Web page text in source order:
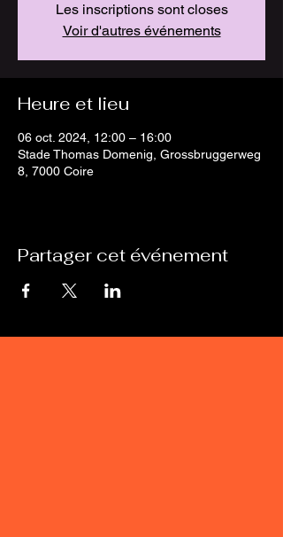
Les inscriptions sont closes
Voir d'autres événements
Heure et lieu
06 oct. 2024, 12:00 – 16:00
Stade Thomas Domenig, Grossbruggerweg
8, 7000 Coire
Partager cet événement